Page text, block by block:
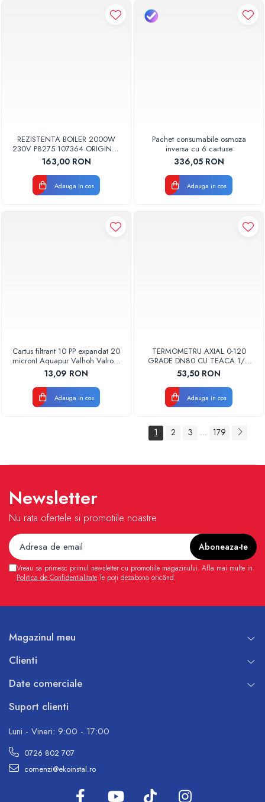
REZISTENTA BOILER 2000W
230V P8275 107364 ORIGINAL
TESY
163,00 RON
Adauga in cos
Pachet consumabile osmoza
inversa cu 6 cartuse
336,05 RON
Adauga in cos
Cartus filtrant 10 PP expandat 20
micronI Aquapur Valhoh Valrom
AQUA07000110020
13,09 RON
Adauga in cos
TERMOMETRU AXIAL 0-120
GRADE DN80 CU TEACA 1/2
TB80-100 FIMET
53,50 RON
Adauga in cos
1 2 3 ... 179
Newsletter
Nu rata ofertele si promotiile noastre
Vreau sa primesc primul newsletter cu promotiile magazinului. Afla mai multe in
Politica de Confidentialitate Te poți dezabona oricând.
Magazinul meu
Clienti
Date comerciale
Suport clienti
Luni - Vineri: 9:00 - 17:00
0726 802 707
comenzi@ekoinstal.ro